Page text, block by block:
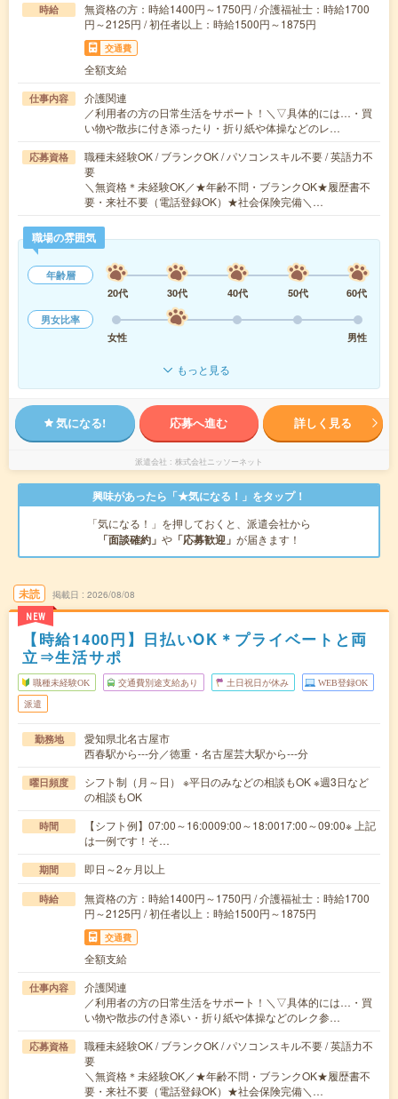
時給
無資格の方：時給1400円～1750円 / 介護福祉士：時給1700
円～2125円 / 初任者以上：時給1500円～1875円
交通費
全額支給
仕事内容
介護関連
／利用者の方の日常生活をサポート！＼▽具体的には…・買
い物や散歩に付き添ったり・折り紙や体操などのレ…
応募資格
職種未経験OK / ブランクOK / パソコンスキル不要 / 英語力不
要
＼無資格＊未経験OK／★年齢不問・ブランクOK★履歴書不
要・来社不要（電話登録OK）★社会保険完備＼…
職場の雰囲気
年齢層
20代
30代 40代 50代
60代
男女比率
女性
男性
もっと見る
気になる! 応募へ進む 詳しく見る
派遣会社 株式会社ニッソーネット
興味があったら「★気になる！」をタップ！
「気になる！」を押しておくと、派遣会社から
「面談確約」 や 「応募歓迎」 が届きます！
未読
NEW
掲載日 2026/08/08
【時給1400円】日払いOK＊プライベートと両
立⇒生活サポ
職種未経験OK 交通費別途支給あり 土日祝日が休み WEB登録OK
派遣
勤務地
愛知県北名古屋市
西春駅から---分／徳重・名古屋芸大駅から---分
曜日頻度
シフト制（月～日） ※平日のみなどの相談もOK ※週3日など
の相談もOK
時間
【シフト例】07:00～16:0009:00～18:0017:00～09:00※ 上記
は一例です！そ…
期間 即日～2ヶ月以上
時給
無資格の方：時給1400円～1750円 / 介護福祉士：時給1700
円～2125円 / 初任者以上：時給1500円～1875円
交通費
全額支給
仕事内容
介護関連
／利用者の方の日常生活をサポート！＼▽具体的には…・買
い物や散歩の付き添い・折り紙や体操などのレク参…
応募資格
職種未経験OK / ブランクOK / パソコンスキル不要 / 英語力不
要
＼無資格＊未経験OK／★年齢不問・ブランクOK★履歴書不
要・来社不要（電話登録OK）★社会保険完備＼…